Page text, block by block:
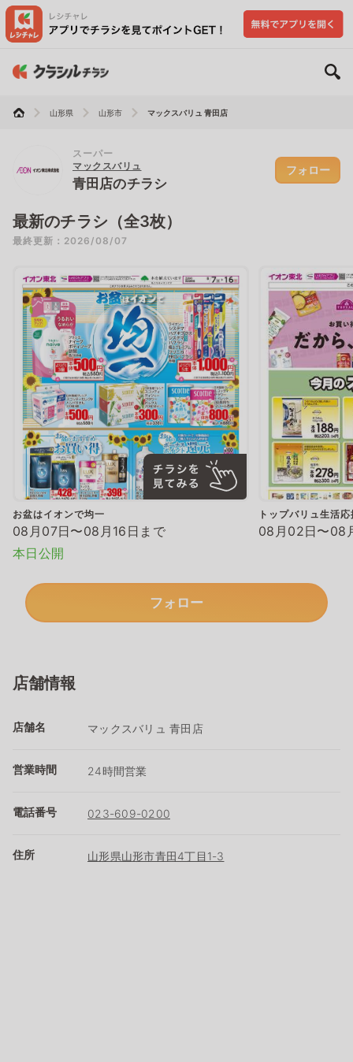
山形県 山形市 マックスバリュ 青田店
スーパー
マックスバリュ
青田店のチラシ
フォロー
最新のチラシ（全3枚）
最終更新：2026/08/07
お盆はイオンで均一
08月07日〜08月16日まで
本日公開
トップバリュ生活応
08月02日〜08
フォロー
店舗情報
店舗名 マックスバリュ 青田店
営業時間 24時間営業
電話番号 023-609-0200
住所 山形県山形市青田4丁目1-3